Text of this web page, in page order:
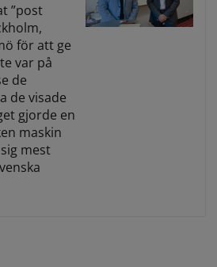
”post
för att ge
var på
de
de visade
gjorde en
maskin
mest